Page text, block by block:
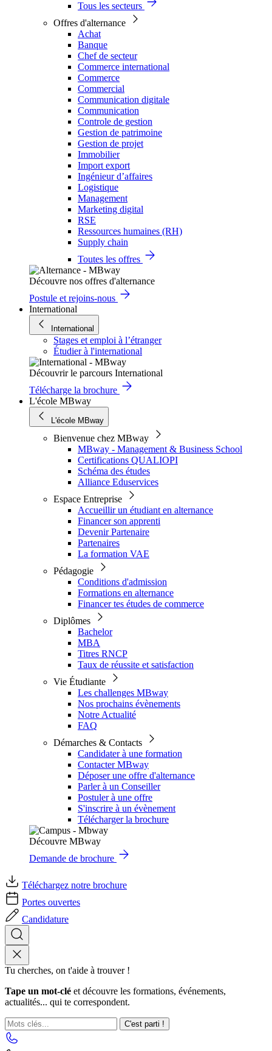
Tous les secteurs
Offres d'alternance
Achat
Banque
Chef de secteur
Commerce international
Commerce
Commercial
Communication digitale
Communication
Controle de gestion
Gestion de patrimoine
Gestion de projet
Immobilier
Import export
Ingénieur d’affaires
Logistique
Management
Marketing digital
RSE
Ressources humaines (RH)
Supply chain
Toutes les offres
Découvre nos offres d'alternance
Postule et rejoins-nous
International
International
Stages et emploi à l’étranger
Étudier à l'international
Découvrir le parcours International
Télécharge la brochure
L'école MBway
L'école MBway
Bienvenue chez MBway
MBway - Management & Business School
Certifications QUALIOPI
Schéma des études
Alliance Eduservices
Espace Entreprise
Accueillir un étudiant en alternance
Financer son apprenti
Devenir Partenaire
Partenaires
La formation VAE
Pédagogie
Conditions d'admission
Formations en alternance
Financer tes études de commerce
Diplômes
Bachelor
MBA
Titres RNCP
Taux de réussite et satisfaction
Vie Étudiante
Les challenges MBway
Nos prochains évènements
Notre Actualité
FAQ
Démarches & Contacts
Candidater à une formation
Contacter MBway
Déposer une offre d'alternance
Parler à un Conseiller
Postuler à une offre
S'inscrire à un évènement
Télécharger la brochure
Découvre MBway
Demande de brochure
Téléchargez notre brochure
Portes ouvertes
Candidature
Tu cherches, on t'aide à trouver !
Tape un mot-clé et découvre les formations, événements,
actualités... qui te correspondent.
C'est parti !